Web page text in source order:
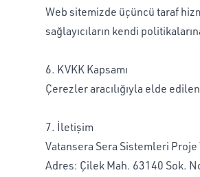
Web sitemizde üçüncü taraf
sağlayıcıların kendi
6. KVKK Kapsamı
Çerezler aracılığıyla elde
7. İletişim
Vatansera Sera Sistemleri
Adres: Çilek Mah. 63140 Sok.